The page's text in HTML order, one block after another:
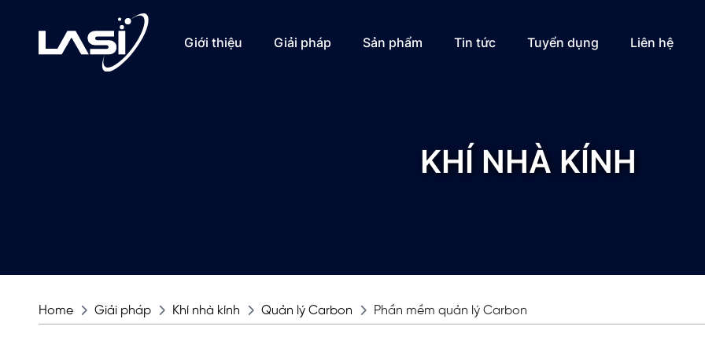
Giới thiệu Giải pháp Sản phẩm Tin tức Tuyển dụng Liên hệ
KHÍ NHÀ KÍNH
Home Giải pháp Khí nhà kính Quản lý Carbon Phần mềm quản lý Carbon